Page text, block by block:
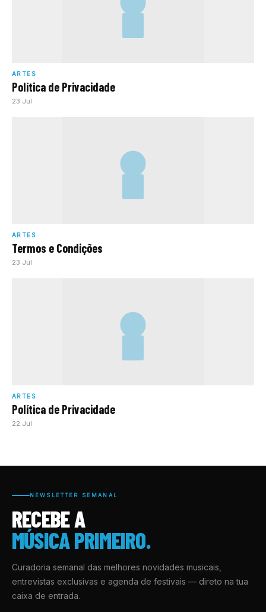
ARTES
Política de Privacidade
23 Jul
ARTES
Termos e Condições
23 Jul
ARTES
Política de Privacidade
22 Jul
NEWSLETTER SEMANAL
RECEBE A
MÚSICA PRIMEIRO.
Curadoria semanal das melhores novidades musicais,
entrevistas exclusivas e agenda de festivais — direto na tua
caixa de entrada.